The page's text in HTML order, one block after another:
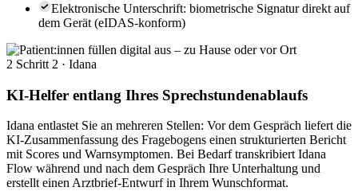
Elektronische Unterschrift: biometrische Signatur direkt auf
dem Gerät (eIDAS-konform)
2 Schritt 2 · Idana
KI-Helfer entlang Ihres Sprechstundenablaufs
Idana entlastet Sie an mehreren Stellen: Vor dem Gespräch liefert die
KI-Zusammenfassung des Fragebogens einen strukturierten Bericht
mit Scores und Warnsymptomen. Bei Bedarf transkribiert Idana
Flow während und nach dem Gespräch Ihre Unterhaltung und
erstellt einen Arztbrief-Entwurf in Ihrem Wunschformat.